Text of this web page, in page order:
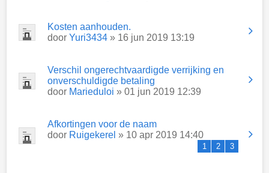
Kosten aanhouden.
door Yuri3434 » 16 jun 2019 13:19
Verschil ongerechtvaardigde verrijking en
onverschuldigde betaling
door Marieduloi » 01 jun 2019 12:39
Afkortingen voor de naam
door Ruigekerel » 10 apr 2019 14:40
1 2 3